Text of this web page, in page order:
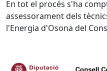
En tot el procés s'ha
assessorament dels
l'Energia d'Osona del